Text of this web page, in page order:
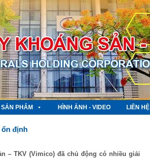
SẢN PHẨM HÌNH ẢNH - VIDEO LIÊN HỆ
ổn định
– TKV (Vimico) đã chủ động có nhiều giải